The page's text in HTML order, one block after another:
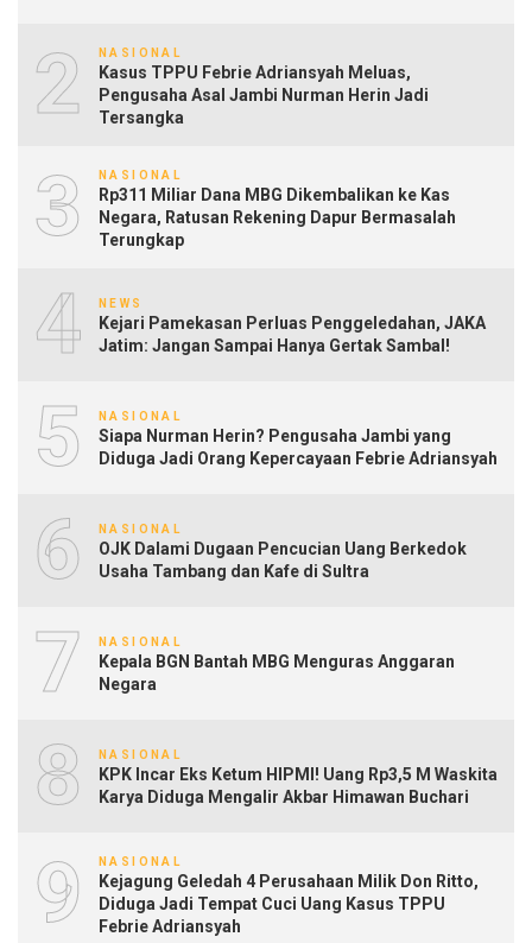
2
NASIONAL
Kasus TPPU Febrie Adriansyah Meluas,
Pengusaha Asal Jambi Nurman Herin Jadi
Tersangka
3 NASIONAL
Rp311 Miliar Dana MBG Dikembalikan ke Kas
Negara, Ratusan Rekening Dapur Bermasalah
Terungkap
4 NEWS
Kejari Pamekasan Perluas Penggeledahan, JAKA
Jatim: Jangan Sampai Hanya Gertak Sambal!
5 NASIONAL
Siapa Nurman Herin? Pengusaha Jambi yang
Diduga Jadi Orang Kepercayaan Febrie Adriansyah
6 NASIONAL
OJK Dalami Dugaan Pencucian Uang Berkedok
Usaha Tambang dan Kafe di Sultra
7 NASIONAL
Kepala BGN Bantah MBG Menguras Anggaran
Negara
8 NASIONAL
KPK Incar Eks Ketum HIPMI! Uang Rp3,5 M Waskita
Karya Diduga Mengalir Akbar Himawan Buchari
9 NASIONAL
Kejagung Geledah 4 Perusahaan Milik Don Ritto,
Diduga Jadi Tempat Cuci Uang Kasus TPPU
Febrie Adriansyah